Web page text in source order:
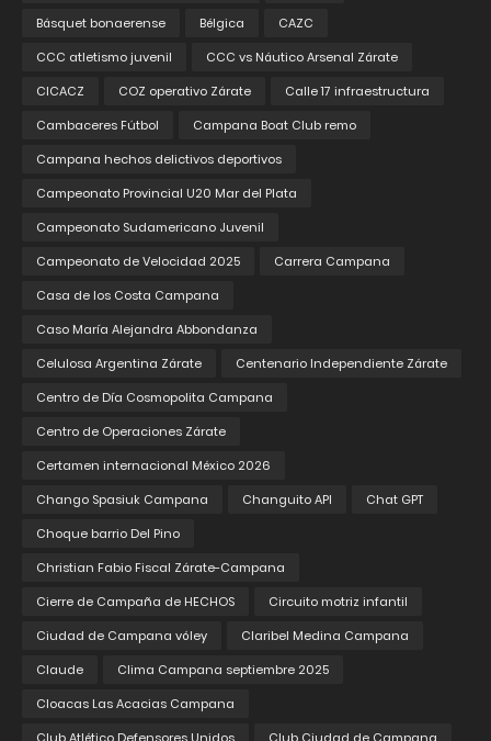
Básquet bonaerense
Bélgica
CAZC
CCC atletismo juvenil
CCC vs Náutico Arsenal Zárate
CICACZ
COZ operativo Zárate
Calle 17 infraestructura
Cambaceres Fútbol
Campana Boat Club remo
Campana hechos delictivos deportivos
Campeonato Provincial U20 Mar del Plata
Campeonato Sudamericano Juvenil
Campeonato de Velocidad 2025
Carrera Campana
Casa de los Costa Campana
Caso María Alejandra Abbondanza
Celulosa Argentina Zárate
Centenario Independiente Zárate
Centro de Día Cosmopolita Campana
Centro de Operaciones Zárate
Certamen internacional México 2026
Chango Spasiuk Campana
Changuito API
Chat GPT
Choque barrio Del Pino
Christian Fabio Fiscal Zárate-Campana
Cierre de Campaña de HECHOS
Circuito motriz infantil
Ciudad de Campana vóley
Claribel Medina Campana
Claude
Clima Campana septiembre 2025
Cloacas Las Acacias Campana